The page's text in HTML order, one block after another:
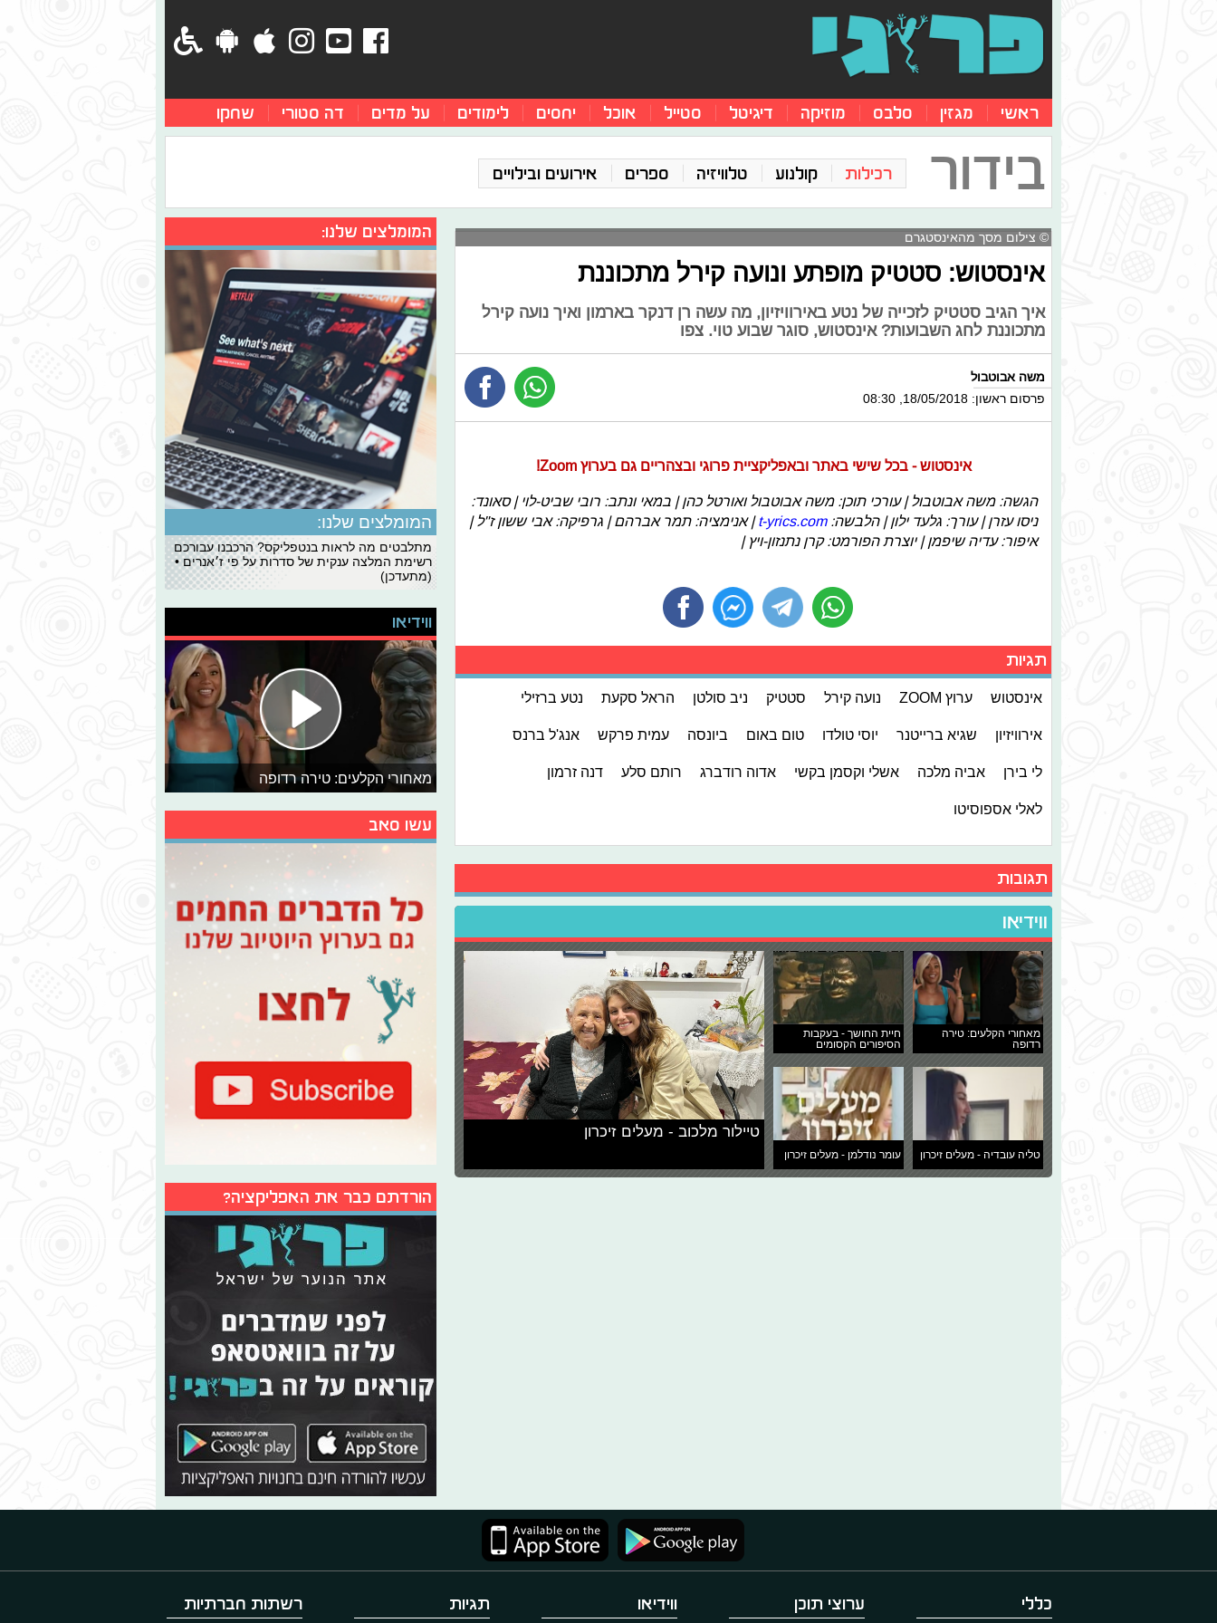
ראשי מגזין סלבס מוזיקה דיגיטל סטייל אוכל יחסים לימודים על מדים דה סטורי שחקו
בידור רכילות קולנוע טלוויזיה ספרים אירועים ובילויים
© צילום מסך מהאינסטגרם
אינסטוש: סטטיק מופתע ונועה קירל מתכוננת
איך הגיב סטטיק לזכייה של נטע באירוויזיון, מה עשה רן דנקר בארמון ואיך נועה קירל
מתכוננת לחג השבועות? אינסטוש, סוגר שבוע טוי. צפו
משה אבוטבול
פרסום ראשון: 18/05/2018, 08:30
אינסטוש - בכל שישי באתר ובאפליקציית פרוגי ובצהריים גם בערוץ Zoom!
הגשה: משה אבוטבול | עורכי תוכן: משה אבוטבול ואורטל כהן | במאי ונתב: רובי שביט-לוי | סאונד:
ניסו עזרן | עורך: גלעד ילון | הלבשה:t-yrics.com| אנימציה: תמר אברהם | גרפיקה: אבי ששון ז"ל |
איפור: עדיה שיפמן | יוצרת הפורמט: קרן נתנזון-ויץ |
תגיות
אינסטוש ערוץ ZOOM נועה קירל סטטיק ניב סולטן הראל סקעת נטע ברזילי
אירוויזיון שגיא ברייטנר יוסי טולדו טום באום ביונסה עמית פרקש אנג'ל ברנס
לי בירן אביה מלכה אשלי וקסמן בקשי אדוה רודברג רותם סלע דנה זרמון
לאלי אספוסיטו
תגובות
ווידיאו
מאחורי הקלעים: טירה
רדופה
חיית החושך - בעקבות
הסיפורים הקסומים
טליה עובדיה - מעלים זיכרון עומר נודלמן - מעלים זיכרון
טיילור מלכוב - מעלים זיכרון
המומלצים שלנו:
המומלצים שלנו:
מתלבטים מה לראות בנטפליקס? הרכבנו עבורכם
רשימת המלצה ענקית של סדרות על פי ז׳אנרים •
(מתעדכן)
ווידיאו
מאחורי הקלעים: טירה רדופה
עשו סאב
הורדתם כבר את האפליקציה?
כללי ערוצי תוכן ווידיאו תגיות רשתות חברתיות